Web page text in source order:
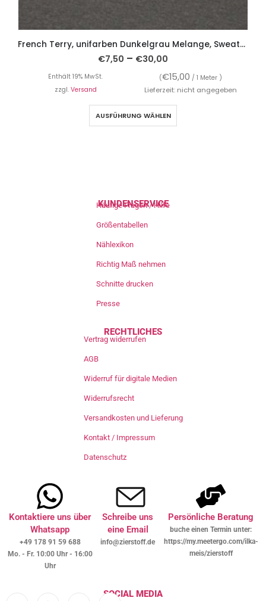
French Terry, unifarben Dunkelgrau Melange, Sweatshirtstoff brushed
€7,50 – €30,00
Enthält 19% MwSt. (€15,00 / 1 Meter )
zzgl. Versand Lieferzeit: nicht angegeben
AUSFÜHRUNG WÄHLEN
KUNDENSERVICE
Häufige Fragen / Hilfe
Größentabellen
Nählexikon
Richtig Maß nehmen
Schnitte drucken
Presse
RECHTLICHES
Vertrag widerrufen
AGB
Widerruf für digitale Medien
Widerrufsrecht
Versandkosten und Lieferung
Kontakt / Impressum
Datenschutz
Kontaktiere uns über
Whatsapp
+49 178 91 59 688
Mo. - Fr. 10:00 Uhr - 16:00
Uhr
Schreibe uns
eine Email
info@zierstoff.de
Persönliche Beratung
buche einen Termin unter:
https://my.meetergo.com/ilka-
meis/zierstoff
SOCIAL MEDIA